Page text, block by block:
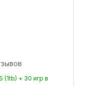
(1tb) + 30 игр в